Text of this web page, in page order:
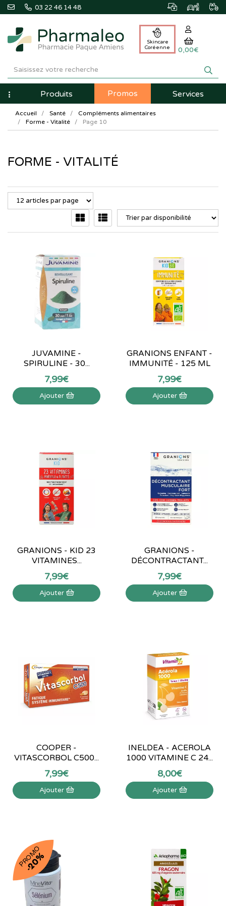
03 22 46 14 48
Pharmaleo
Pharmacie
Paque
Amiens
Skincare
Coréenne
0,00€
NavigationProduits Promos Services
Accueil Santé
Compléments alimentaires
Forme - Vitalité
Page 10
FORME - VITALITÉ
JUVAMINE -
SPIRULINE - 30...
7,99€
Ajouter
GRANIONS ENFANT -
IMMUNITÉ - 125 ML
7,99€
Ajouter
GRANIONS - KID 23
VITAMINES...
7,99€
Ajouter
GRANIONS -
DÉCONTRACTANT...
7,99€
Ajouter
COOPER -
VITASCORBOL C500...
7,99€
Ajouter
INELDEA - ACEROLA
1000 VITAMINE C 24...
8,00€
Ajouter
PROMO
-20%